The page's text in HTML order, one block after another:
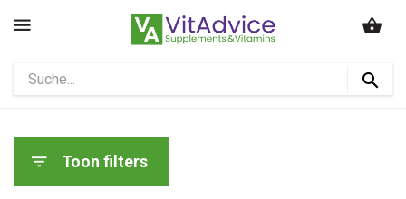
Toon filters